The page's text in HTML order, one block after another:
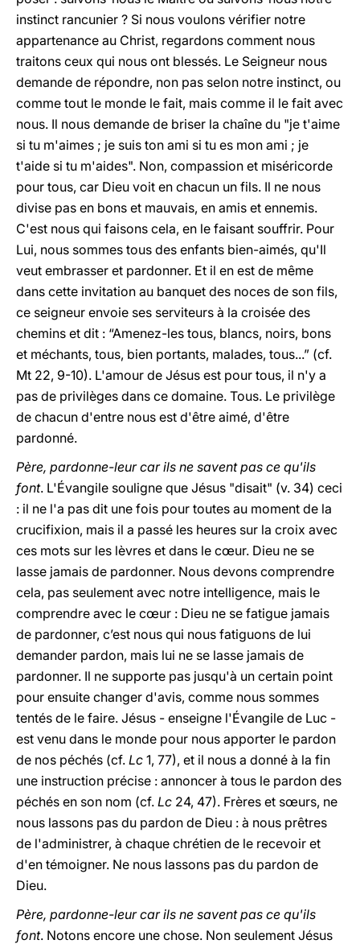
instinct rancunier ? Si nous voulons vérifier notre
appartenance au Christ, regardons comment nous
traitons ceux qui nous ont blessés. Le Seigneur nous
demande de répondre, non pas selon notre instinct, ou
comme tout le monde le fait, mais comme il le fait avec
nous. Il nous demande de briser la chaîne du "je t'aime
si tu m'aimes ; je suis ton ami si tu es mon ami ; je
t'aide si tu m'aides". Non, compassion et miséricorde
pour tous, car Dieu voit en chacun un fils. Il ne nous
divise pas en bons et mauvais, en amis et ennemis.
C'est nous qui faisons cela, en le faisant souffrir. Pour
Lui, nous sommes tous des enfants bien-aimés, qu'Il
veut embrasser et pardonner. Et il en est de même
dans cette invitation au banquet des noces de son fils,
ce seigneur envoie ses serviteurs à la croisée des
chemins et dit : “Amenez-les tous, blancs, noirs, bons
et méchants, tous, bien portants, malades, tous...” (cf.
Mt 22, 9-10). L'amour de Jésus est pour tous, il n'y a
pas de privilèges dans ce domaine. Tous. Le privilège
de chacun d'entre nous est d'être aimé, d'être
pardonné.
Père, pardonne-leur car ils ne savent pas ce qu'ils
font. L'Évangile souligne que Jésus "disait" (v. 34) ceci
: il ne l'a pas dit une fois pour toutes au moment de la
crucifixion, mais il a passé les heures sur la croix avec
ces mots sur les lèvres et dans le cœur. Dieu ne se
lasse jamais de pardonner. Nous devons comprendre
cela, pas seulement avec notre intelligence, mais le
comprendre avec le cœur : Dieu ne se fatigue jamais
de pardonner, c’est nous qui nous fatiguons de lui
demander pardon, mais lui ne se lasse jamais de
pardonner. Il ne supporte pas jusqu'à un certain point
pour ensuite changer d'avis, comme nous sommes
tentés de le faire. Jésus - enseigne l'Évangile de Luc -
est venu dans le monde pour nous apporter le pardon
de nos péchés (cf. Lc 1, 77), et il nous a donné à la fin
une instruction précise : annoncer à tous le pardon des
péchés en son nom (cf. Lc 24, 47). Frères et sœurs, ne
nous lassons pas du pardon de Dieu : à nous prêtres
de l'administrer, à chaque chrétien de le recevoir et
d'en témoigner. Ne nous lassons pas du pardon de
Dieu.
Père, pardonne-leur car ils ne savent pas ce qu'ils
font. Notons encore une chose. Non seulement Jésus